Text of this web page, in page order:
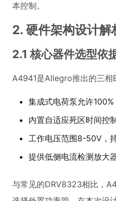
本控制。
2. 硬件架构设计解
2.1 核心器件选型依
A4941是Allegro推出的三相
集成式电荷泵允许
内置自适应死区时间控
工作电压范围8-50V，
提供低侧电流检测放大
与常见的DRV8323相比，